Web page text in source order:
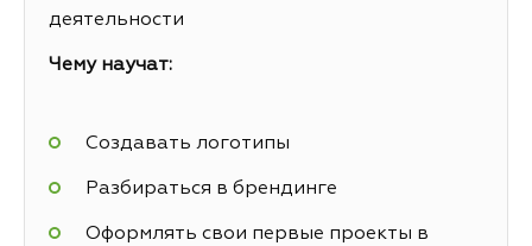
деятельности
Чему научат:
Создавать логотипы
Разбираться в брендинге
Оформлять свои первые проекты в